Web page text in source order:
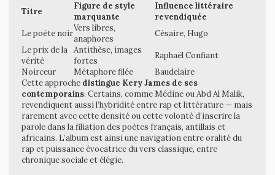
Titre
Figure de style
marquante
Influence littéraire
revendiquée
Le poète noir
Vers libres,
anaphores
Césaire, Hugo
Le prix de la
vérité
Antithèse, images
fortes
Raphaël Confiant
Noirceur
Métaphore filée
Baudelaire
Cette approche distingue Kery James de ses
contemporains. Certains, comme Médine ou Abd Al Malik,
revendiquent aussi l’hybridité entre rap et littérature — mais
rarement avec cette densité ou cette volonté d’inscrire la
parole dans la filiation des poètes français, antillais et
africains. L’album est ainsi une navigation entre oralité du
rap et puissance évocatrice du vers classique, entre
chronique sociale et élégie.